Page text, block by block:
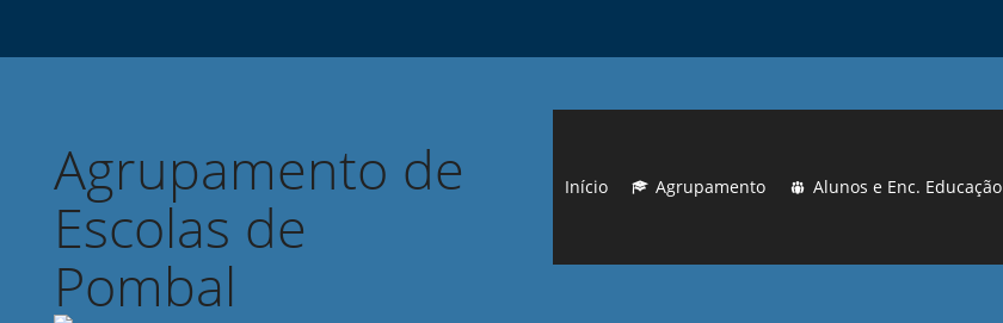
Agrupamento de
Escolas de
Pombal
Início Agrupamento Alunos e Enc. Educação